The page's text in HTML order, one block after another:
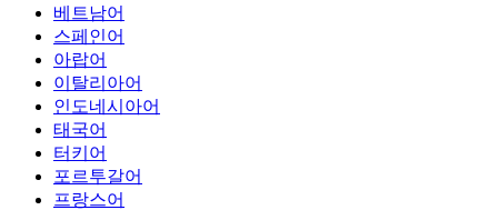
베트남어
스페인어
아랍어
이탈리아어
인도네시아어
태국어
터키어
포르투갈어
프랑스어